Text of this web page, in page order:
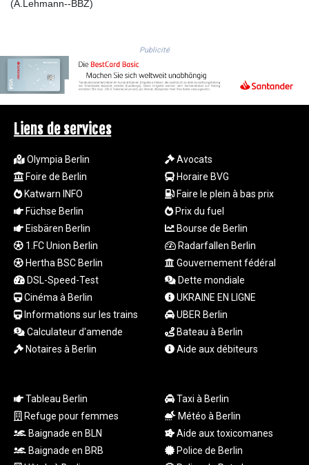
STN 24.712399
SVC 10.11514
SZL 18.781467
TND 3.366711
TRY 55.144784
TTD 7.835505
TWD 37.286072
TZS
3060.872603
UAH 51.775757
4306.406038
USD 1.156136
UYU 46.534057
UZS
13815.821213
30295.956222
VUV 137.592149
WST 3.154418
XAF 657.83219
XAG 0.018216
(A.Lehmann--BBZ)
Publicité
Liens de services
Olympia Berlin
Foire de Berlin
Katwarn INFO
Füchse Berlin
Eisbären Berlin
1.FC Union Berlin
Hertha BSC Berlin
DSL-Speed-Test
Cinéma à Berlin
Informations sur les trains
Calculateur d'amende
Notaires à Berlin
Avocats
Horaire BVG
Faire le plein à bas prix
Prix du fuel
Bourse de Berlin
Radarfallen Berlin
Gouvernement fédéral
Dette mondiale
UKRAINE EN LIGNE
UBER Berlin
Bateau à Berlin
Aide aux débiteurs
Tableau Berlin
Refuge pour femmes
Baignade en BLN
Baignade en BRB
Taxi à Berlin
Météo à Berlin
Aide aux toxicomanes
Police de Berlin